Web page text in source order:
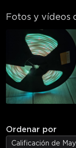
Fotos y vídeos
Ordenar por
Calificación de